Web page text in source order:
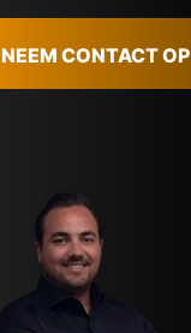
NEEM CONTACT OP